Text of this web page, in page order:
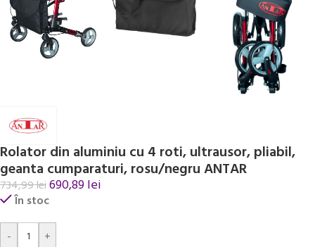
Rolator din aluminiu cu 4 roti, ultrausor, pliabil,
geanta cumparaturi, rosu/negru ANTAR
734,99lei690,89lei
În stoc
-
+
Alternative: